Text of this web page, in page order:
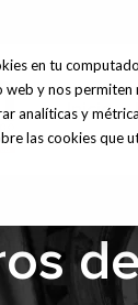
en tu
y nos
analíticas y
las cookies que
Inicio